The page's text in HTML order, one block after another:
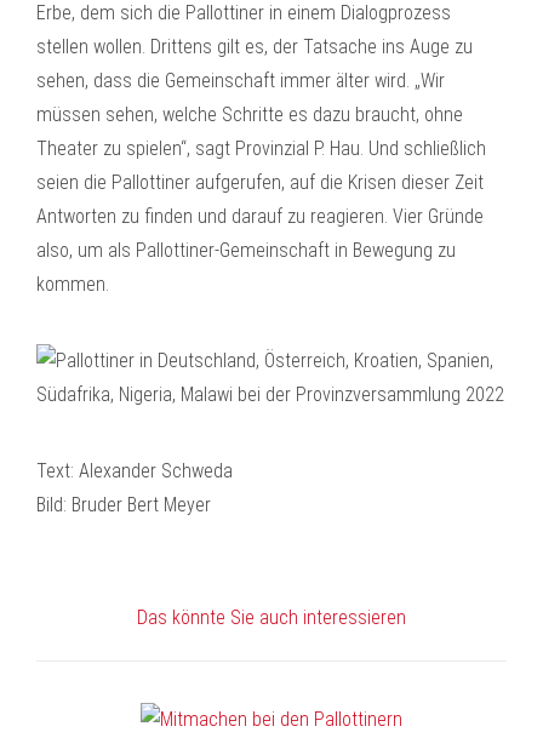
Erbe, dem sich die Pallottiner in einem Dialogprozess
stellen wollen. Drittens gilt es, der Tatsache ins Auge zu
sehen, dass die Gemeinschaft immer älter wird. „Wir
müssen sehen, welche Schritte es dazu braucht, ohne
Theater zu spielen“, sagt Provinzial P. Hau. Und schließlich
seien die Pallottiner aufgerufen, auf die Krisen dieser Zeit
Antworten zu finden und darauf zu reagieren. Vier Gründe
also, um als Pallottiner-Gemeinschaft in Bewegung zu
kommen.
Text: Alexander Schweda
Bild: Bruder Bert Meyer
Das könnte Sie auch interessieren